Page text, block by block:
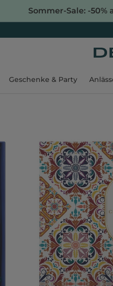
Sommer-Sale: -
Geschenke & Party